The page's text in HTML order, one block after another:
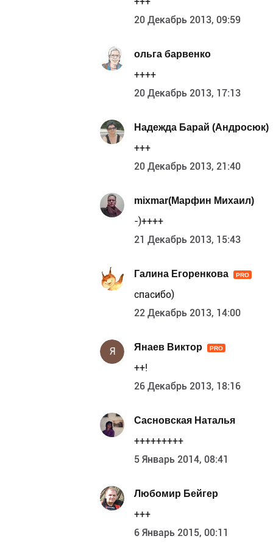
20 Декабрь 2013, 09:59
ольга барвенко
++++
20 Декабрь 2013, 17:13
Надежда Барай (Андросюк)
+++
20 Декабрь 2013, 21:40
mixmar(Марфин Михаил)
-)++++
21 Декабрь 2013, 15:43
Галина Егоренкова PRO
спасибо)
22 Декабрь 2013, 14:00
Я Янаев Виктор PRO
++!
26 Декабрь 2013, 18:16
Сасновская Наталья
+++++++++
5 Январь 2014, 08:41
Любомир Бейгер
+++
6 Январь 2015, 00:11